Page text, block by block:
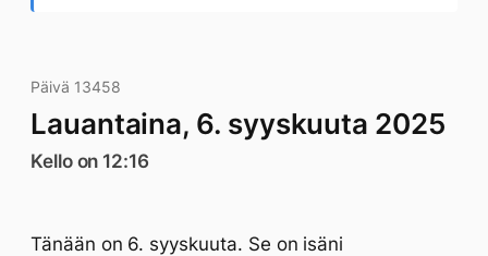
Päivä 13458
Lauantaina, 6. syyskuuta 2025
Kello on 12:16
Tänään on 6. syyskuuta. Se on isäni